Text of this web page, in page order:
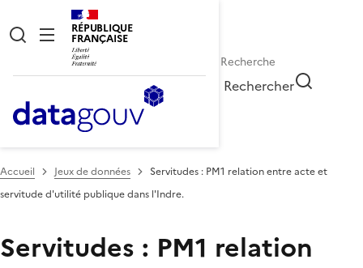
RÉPUBLIQUE
FRANÇAISE
Rechercher
Accueil Jeux de données
Servitudes : PM1 relation entre acte et
servitude d'utilité publique dans l'Indre.
Servitudes : PM1 relation